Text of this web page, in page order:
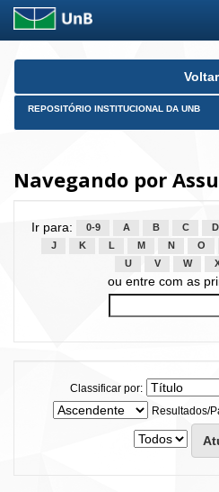
Skip
Voltar
REPOSITÓRIO INSTITUCIONAL DA UNB
Navegando por
Ir para: 0-9 A B C D
J
K L M N O
U
V W
ou entre com as
Classificar por:
Resultados/